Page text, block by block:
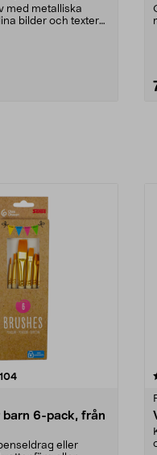
med metalliska
bilder och texter
104recensioner
barn 6-pack, från
eller
av 5 stjärnor